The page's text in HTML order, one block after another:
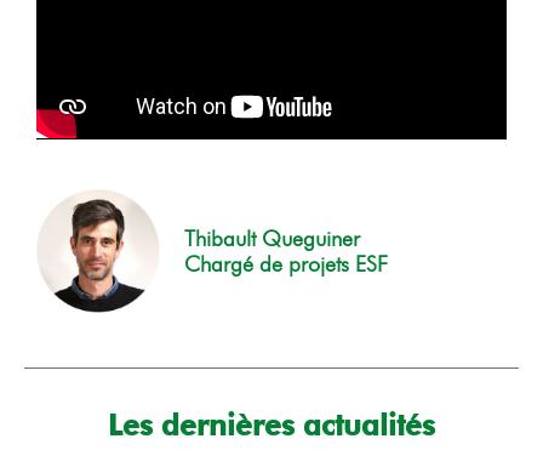
Thibault Queguiner
Chargé de projets ESF
Les dernières actualités